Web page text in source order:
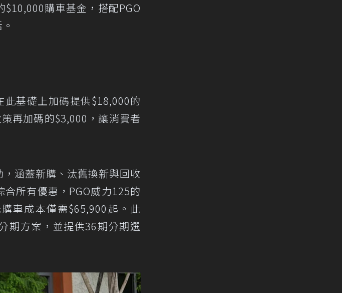
購車基金，搭配PGO
基礎上加碼提供$18,000的
再加碼的$3,000，讓消費者
涵蓋新購、汰舊換新與回收
所有優惠，PGO威力125的
車成本僅需$65,900起。此
期方案，並提供36期分期選